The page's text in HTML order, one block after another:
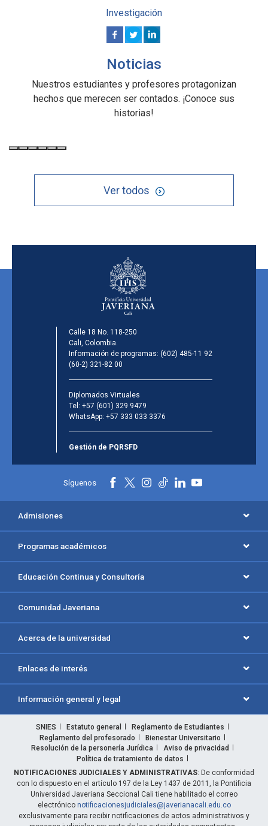
Investigación
Noticias
Nuestros estudiantes y profesores protagonizan
hechos que merecen ser contados. ¡Conoce sus
historias!
Ver todos
Calle 18 No. 118-250
Cali, Colombia.
Información de programas: (602) 485-11 92
(60-2) 321-82 00
Diplomados Virtuales
Tel: +57 (601) 329 9479
WhatsApp: +57 333 033 3376
Gestión de PQRSFD
Síguenos
Admisiones
Programas académicos
Educación Continua y Consultoría
Comunidad Javeriana
Acerca de la universidad
Enlaces de interés
Información general y legal
SNIES Estatuto general
Reglamento de Estudiantes
Reglamento del profesorado
Bienestar Universitario
Resolución de la personería Jurídica
Aviso de privacidad
Política de tratamiento de datos
NOTIFICACIONES JUDICIALES Y ADMINISTRATIVAS: De conformidad
con lo dispuesto en el artículo 197 de la Ley 1437 de 2011, la Pontificia
Universidad Javeriana Seccional Cali tiene habilitado el correo
electrónico notificacionesjudiciales@javerianacali.edu.co
exclusivamente para recibir notificaciones de actos administrativos y